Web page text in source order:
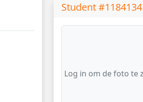
Student
Log in om de foto te